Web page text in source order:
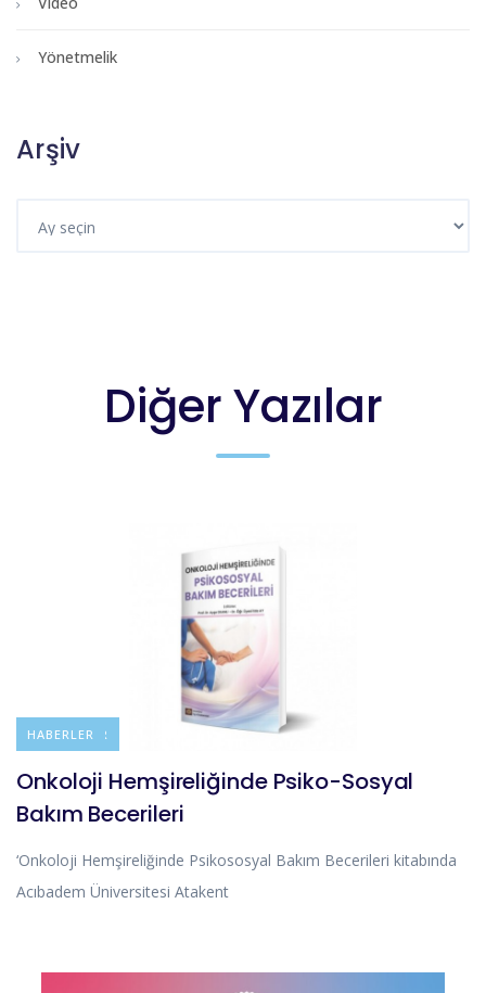
Yönetmelik
Arşiv
Diğer Yazılar
DUYURULAR
HABERLER
Onkoloji Hemşireliğinde Psiko-Sosyal
Bakım Becerileri
‘Onkoloji Hemşireliğinde Psikososyal Bakım Becerileri kitabında
Acıbadem Üniversitesi Atakent